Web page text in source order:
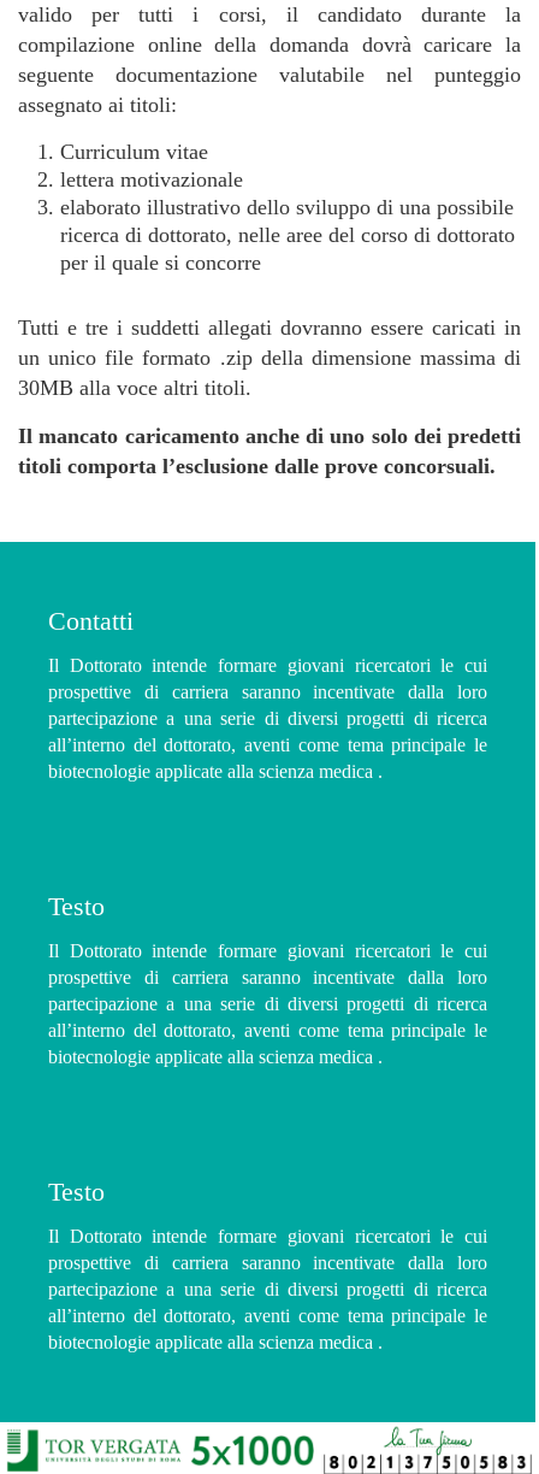
valido per tutti i corsi, il candidato durante la
compilazione online della domanda dovrà caricare la
seguente documentazione valutabile nel punteggio
assegnato ai titoli:
Curriculum vitae
lettera motivazionale
elaborato illustrativo dello sviluppo di una possibile
ricerca di dottorato, nelle aree del corso di dottorato
per il quale si concorre
Tutti e tre i suddetti allegati dovranno essere caricati in
un unico file formato .zip della dimensione massima di
30MB alla voce altri titoli.
Il mancato caricamento anche di uno solo dei predetti
titoli comporta l’esclusione dalle prove concorsuali.
Contatti
Il Dottorato intende formare giovani ricercatori le cui
prospettive di carriera saranno incentivate dalla loro
partecipazione a una serie di diversi progetti di ricerca
all’interno del dottorato, aventi come tema principale le
biotecnologie applicate alla scienza medica .
Testo
Il Dottorato intende formare giovani ricercatori le cui
prospettive di carriera saranno incentivate dalla loro
partecipazione a una serie di diversi progetti di ricerca
all’interno del dottorato, aventi come tema principale le
biotecnologie applicate alla scienza medica .
Testo
Il Dottorato intende formare giovani ricercatori le cui
prospettive di carriera saranno incentivate dalla loro
partecipazione a una serie di diversi progetti di ricerca
all’interno del dottorato, aventi come tema principale le
biotecnologie applicate alla scienza medica .